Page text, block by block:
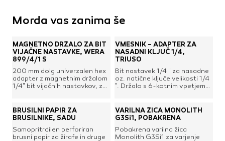
Morda vas zanima še
MAGNETNO DRŽALO ZA BIT
VIJAČNE NASTAVKE, WERA
899/4/1 S
200 mm dolg univerzalen hex
adapter z magnetnim držalom
1/4" bit vijačnih nastavkov, z
Primeren za vrtalnike, vijačnike
in druga električna
orodja.Dolžina: 200 mm /
12"Pogon: 6-kotni 1/4"
hexVpetje: 6-kotno 1/4"
VMESNIK – ADAPTER ZA
NASADNI KLJUČ 1/4,
TRIUSO
Bit nastavek 1/4 " za nasadne
oz. natične ključe velikosti 1/4
". Držalo s 6-kotnim vpetjem
orodje.Vpetje: 6-kotno 1/4"
HEXVelikost ključa: 1/4"
BRUSILNI PAPIR ZA
BRUSILNIKE, SADU
Samopritrdilen perforiran
brusni papir za žirafe in druge
VARILNA ŽICA MONOLITH
G3Si1, POBAKRENA
Pobakrena varilna žica
Monolith G3Si1 za varjenje